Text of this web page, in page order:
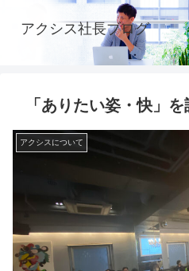
アクシス社長ブログ
「ありたい姿・快」
アクシスについて